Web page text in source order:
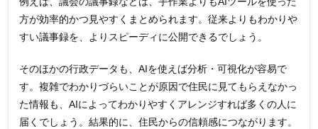
方が効率的かつ見やすくまとめられます。従来よりもわかりや
すい議事録を、よりスピーディに公開できるでしょう。
そのほかの行政データも、AIを使えば分析・可視化が容易で
す。複雑でわかりづらいことが原因で住民に見てもらえなかっ
た情報も、AIによってわかりやすくアレンジすれば多くの人に
届くでしょう。結果的に、住民からの信頼感につながります。